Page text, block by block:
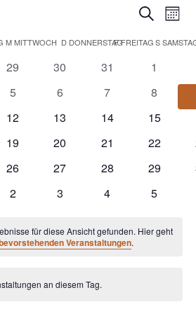
und
Suche
Monat
MMITTWOCH D DONNERSTAG
FFREITAGS
0
29
0
30
0
Veranstaltungen
31
0
1
0
5
0
6
0
Veranstaltungen
7
0
8
0
12
0
13
0
14
0
15
0
19
0
20
0
21
0
22
0
26
0
27
0
28
0
29
0
2
0
3
0
4
0
5
für diese Ansicht gefunden. Hier geht
Veranstaltungen.
an diesem Tag.